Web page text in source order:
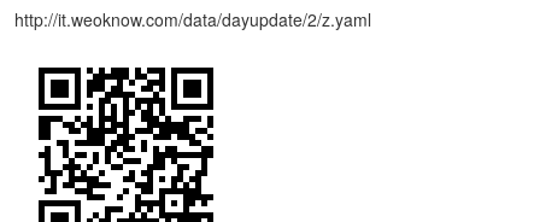
http://it.weoknow.com/data/dayupdate/2/z.yaml